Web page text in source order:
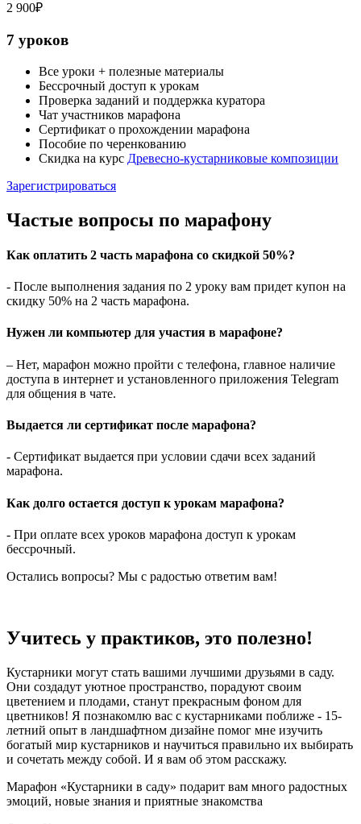
2 900₽
7 уроков
Все уроки + полезные материалы
Бессрочный доступ к урокам
Проверка заданий и поддержка куратора
Чат участников марафона
Cертификат о прохождении марафона
Пособие по черенкованию
Скидка на курс Древесно-кустарниковые композиции
Зарегистрироваться
Частые вопросы по марафону
Как оплатить 2 часть марафона со скидкой 50%?
- После выполнения задания по 2 уроку вам придет купон на
скидку 50% на 2 часть марафона.
Нужен ли компьютер для участия в марафоне?
– Нет, марафон можно пройти с телефона, главное наличие
доступа в интернет и установленного приложения Telegram
для общения в чате.
Выдается ли сертификат после марафона?
- Сертификат выдается при условии сдачи всех заданий
марафона.
Как долго остается доступ к урокам марафона?
- При оплате всех уроков марафона доступ к урокам
бессрочный.
Остались вопросы? Мы с радостью ответим вам!
Учитесь у практиков, это полезно!
Кустарники могут стать вашими лучшими друзьями в саду.
Они создадут уютное пространство, порадуют своим
цветением и плодами, станут прекрасным фоном для
цветников! Я познакомлю вас с кустарниками поближе - 15-
летний опыт в ландшафтном дизайне помог мне изучить
богатый мир кустарников и научиться правильно их выбирать
и сочетать между собой. И я вам об этом расскажу.
Марафон «Кустарники в саду» подарит вам много радостных
эмоций, новые знания и приятные знакомства